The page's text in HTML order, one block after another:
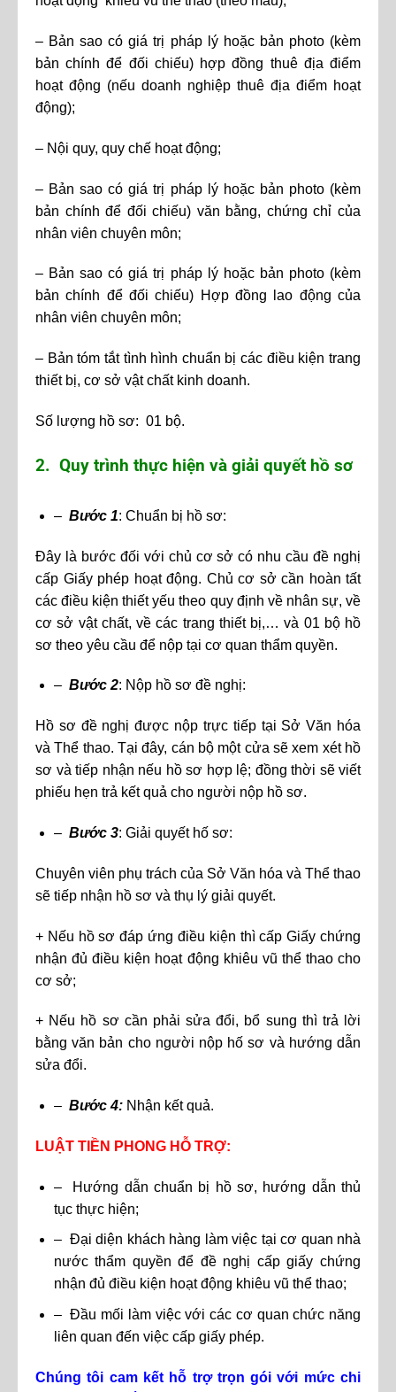
– Bản sao có giá trị pháp lý hoặc bản photo (kèm
bản chính để đối chiếu) hợp đồng thuê địa điểm
hoạt động (nếu doanh nghiệp thuê địa điểm hoạt
động);
– Nội quy, quy chế hoạt động;
– Bản sao có giá trị pháp lý hoặc bản photo (kèm
bản chính để đối chiếu) văn bằng, chứng chỉ của
nhân viên chuyên môn;
– Bản sao có giá trị pháp lý hoặc bản photo (kèm
bản chính để đối chiếu) Hợp đồng lao động của
nhân viên chuyên môn;
– Bản tóm tắt tình hình chuẩn bị các điều kiện trang
thiết bị, cơ sở vật chất kinh doanh.
Số lượng hồ sơ: 01 bộ.
2. Quy trình thực hiện và giải quyết hồ sơ
– Bước 1: Chuẩn bị hồ sơ:
Đây là bước đối với chủ cơ sở có nhu cầu đề nghị
cấp Giấy phép hoạt động. Chủ cơ sở cần hoàn tất
các điều kiện thiết yếu theo quy định về nhân sự, về
cơ sở vật chất, về các trang thiết bị,… và 01 bộ hồ
sơ theo yêu cầu để nộp tại cơ quan thẩm quyền.
– Bước 2: Nộp hồ sơ đề nghị:
Hồ sơ đề nghị được nộp trực tiếp tại Sở Văn hóa
và Thể thao. Tại đây, cán bộ một cửa sẽ xem xét hồ
sơ và tiếp nhận nếu hồ sơ hợp lệ; đồng thời sẽ viết
phiếu hẹn trả kết quả cho người nộp hồ sơ.
– Bước 3: Giải quyết hố sơ:
Chuyên viên phụ trách của Sở Văn hóa và Thể thao
sẽ tiếp nhận hồ sơ và thụ lý giải quyết.
+ Nếu hồ sơ đáp ứng điều kiện thì cấp Giấy chứng
nhận đủ điều kiện hoạt động khiêu vũ thể thao cho
cơ sở;
+ Nếu hồ sơ cần phải sửa đổi, bổ sung thì trả lời
bằng văn bản cho người nộp hố sơ và hướng dẫn
sửa đổi.
– Bước 4:Nhận kết quả.
LUẬT TIỀN PHONG HỖ TRỢ:
– Hướng dẫn chuẩn bị hồ sơ, hướng dẫn thủ
tục thực hiện;
– Đại diện khách hàng làm việc tại cơ quan nhà
nước thẩm quyền để đề nghị cấp giấy chứng
nhận đủ điều kiện hoạt động khiêu vũ thể thao;
– Đầu mối làm việc với các cơ quan chức năng
liên quan đến việc cấp giấy phép.
Chúng tôi cam kết hỗ trợ trọn gói với mức chi